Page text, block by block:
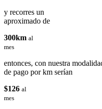
y recorres un
aproximado de
300km al
mes
entonces, con nuestra
de pago por km serían
$126 al
mes